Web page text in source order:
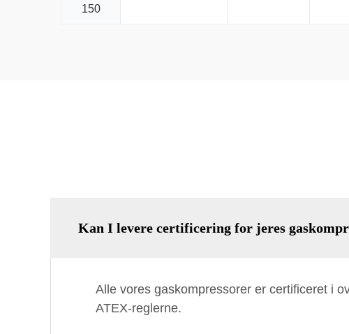
150
Kan I levere certificering for jeres
Alle vores gaskompressorer er certificeret i
ATEX-reglerne.